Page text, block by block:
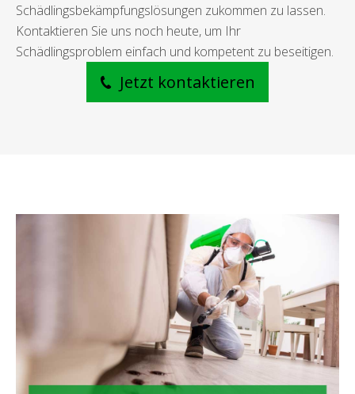
Schädlingsbekämpfungslösungen zukommen zu lassen.
Kontaktieren Sie uns noch heute, um Ihr
Schädlingsproblem einfach und kompetent zu beseitigen.
Jetzt kontaktieren